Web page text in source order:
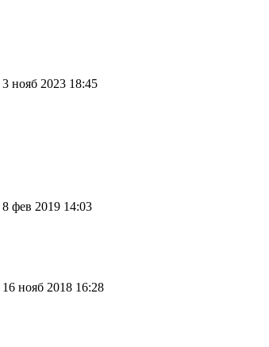
3 нояб 2023 18:45
8 фев 2019 14:03
16 нояб 2018 16:28